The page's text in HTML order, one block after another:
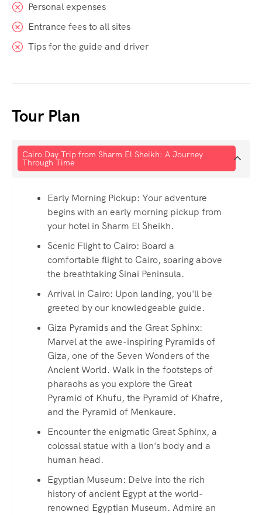
Personal expenses
Entrance fees to all sites
Tips for the guide and driver
Tour Plan
Cairo Day Trip from Sharm El Sheikh: A Journey
Through Time
Early Morning Pickup: Your adventure
begins with an early morning pickup from
your hotel in Sharm El Sheikh.
Scenic Flight to Cairo: Board a
comfortable flight to Cairo, soaring above
the breathtaking Sinai Peninsula.
Arrival in Cairo: Upon landing, you'll be
greeted by our knowledgeable guide.
Giza Pyramids and the Great Sphinx:
Marvel at the awe-inspiring Pyramids of
Giza, one of the Seven Wonders of the
Ancient World. Walk in the footsteps of
pharaohs as you explore the Great
Pyramid of Khufu, the Pyramid of Khafre,
and the Pyramid of Menkaure.
Encounter the enigmatic Great Sphinx, a
colossal statue with a lion's body and a
human head.
Egyptian Museum: Delve into the rich
history of ancient Egypt at the world-
renowned Egyptian Museum. Admire an